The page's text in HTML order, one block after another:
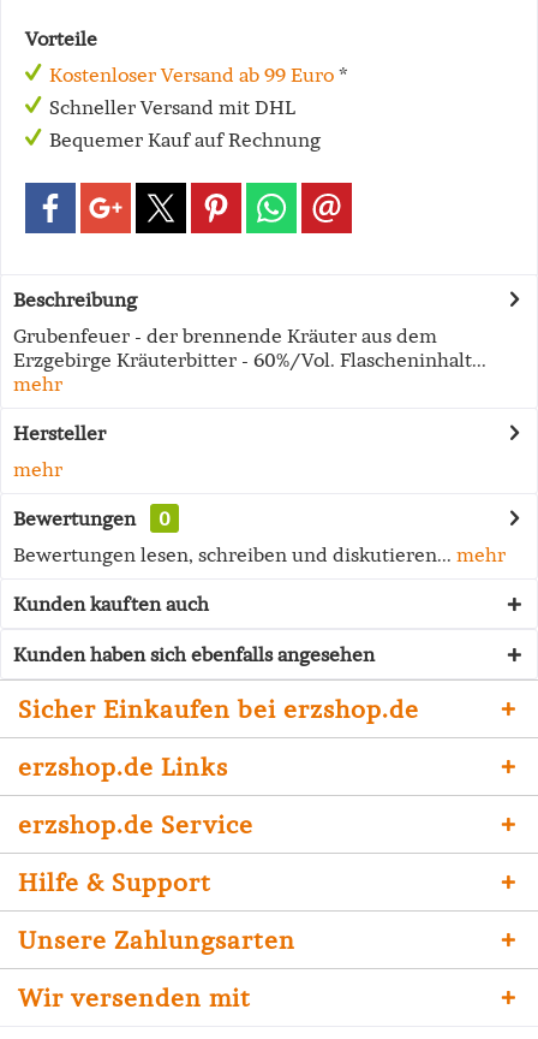
Vorteile
Kostenloser Versand ab 99 Euro *
Schneller Versand mit DHL
Bequemer Kauf auf Rechnung
Beschreibung
Grubenfeuer - der brennende Kräuter aus dem
Erzgebirge Kräuterbitter - 60%/Vol. Flascheninhalt...
mehr
Hersteller
mehr
Bewertungen
0
Bewertungen lesen, schreiben und diskutieren... mehr
Kunden kauften auch
Kunden haben sich ebenfalls angesehen
Sicher Einkaufen bei erzshop.de
erzshop.de Links
erzshop.de Service
Hilfe & Support
Unsere Zahlungsarten
Wir versenden mit